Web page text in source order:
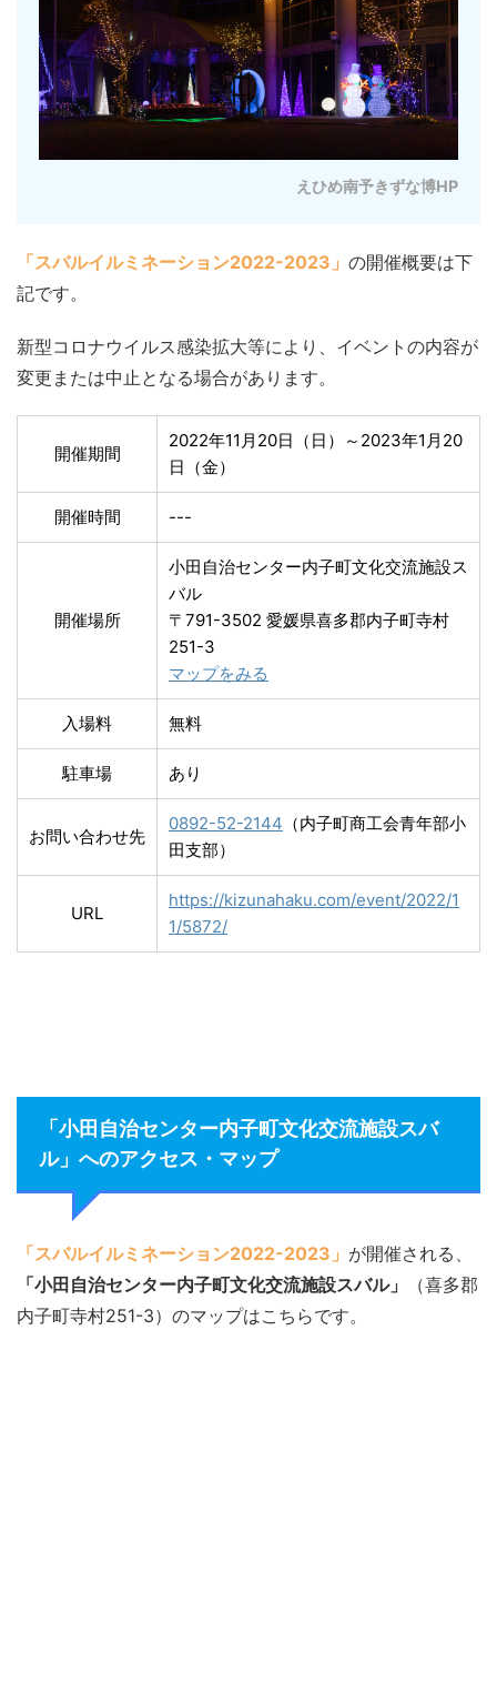
えひめ南予きずな博HP
「スバルイルミネーション2022-2023」 の開催概要は下
記です。
新型コロナウイルス感染拡大等により、イベントの内容が
変更または中止となる場合があります。
開催期間
2022年11月20日（日）～2023年1月20
日（金）
開催時間 ---
開催場所
小田自治センター内子町文化交流施設ス
バル
〒791-3502 愛媛県喜多郡内子町寺村
251-3
マップをみる
入場料 無料
駐車場 あり
お問い合わせ先
0892-52-2144 （内子町商工会青年部小
田支部）
URL
https://kizunahaku.com/event/2022/1
1/5872/
「小田自治センター内子町文化交流施設スバ
ル」へのアクセス・マップ
「スバルイルミネーション2022-2023」 が開催される、
「小田自治センター内子町文化交流施設スバル」
（喜多郡
内子町寺村251-3）のマップはこちらです。